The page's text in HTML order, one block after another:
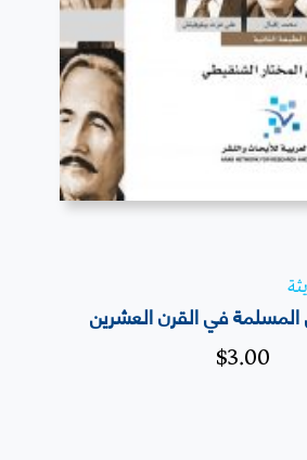
قراءة المزيد
المسلمة في القرن العشرين
$3.00